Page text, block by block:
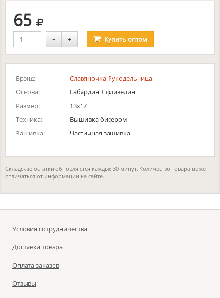
65 руб.
− + Купитьоптом
Брэнд:
Славяночка-Рукодельница
Основа:
Габардин + флизелин
Размер:
13х17
Техника:
Вышивка бисером
Зашивка:
Частичная зашивка
Складские остатки обновляются каждые 30 минут. Количество товара может
отличаться от информации на сайте.
Условия сотрудничества
Доставка товара
Оплата заказов
Отзывы